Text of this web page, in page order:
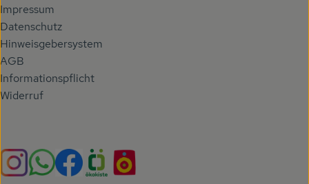
Impressum
Datenschutz
Hinweisgebersystem
AGB
Informationspflicht
Widerruf
Externer Link zu https://www.instagram.com/
Externer Link zu https://whatsapp.com/channel/
Externer Link zu https://www.facebook.com/
Externer Link zu https://